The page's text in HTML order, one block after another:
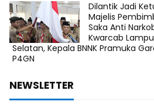
Dilantik Jadi
Majelis
Saka Anti
Kwarcab
Selatan, Kepala BNNK Pramuka
P4GN
NEWSLETTER